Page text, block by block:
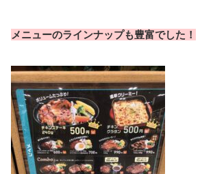
メニューのラインナップも豊富でした！